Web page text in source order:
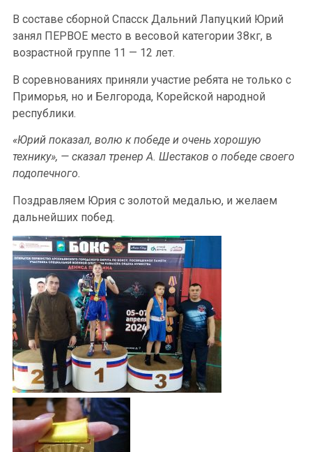
В составе сборной Спасск Дальний Лапуцкий Юрий
занял ПЕРВОЕ место в весовой категории 38кг, в
возрастной группе 11 — 12 лет.
В соревнованиях приняли участие ребята не только с
Приморья, но и Белгорода, Корейской народной
республики.
«Юрий показал, волю к победе и очень хорошую
технику», — сказал тренер А. Шестаков о победе своего
подопечного.
Поздравляем Юрия с золотой медалью, и желаем
дальнейших побед.